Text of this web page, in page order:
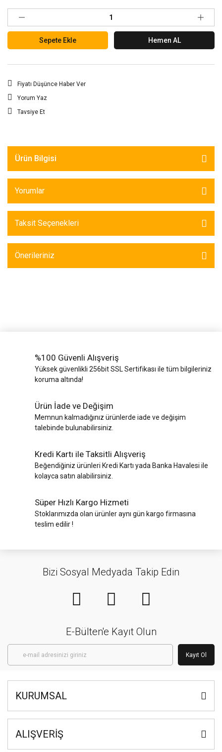
Sepete Ekle Hemen AL
Fiyatı Düşünce Haber Ver
Yorum Yaz
Tavsiye Et
Ürün Bilgisi
Yorumlar
Taksit Seçenekleri
Önerileriniz
%100 Güvenli Alışveriş
Yüksek güvenlikli 256bit SSL Sertifikası ile tüm bilgileriniz
koruma altında!
Ürün İade ve Değişim
Memnun kalmadığınız ürünlerde iade ve değişim
talebinde bulunabilirsiniz.
Kredi Kartı ile Taksitli Alışveriş
Beğendiğiniz ürünleri Kredi Kartı yada Banka Havalesi ile
kolayca satın alabilirsiniz.
Süper Hızlı Kargo Hizmeti
Stoklarımızda olan ürünler aynı gün kargo firmasına
teslim edilir !
Bizi Sosyal Medyada Takip Edin
E-Bülten'e Kayıt Olun
Kayıt Ol
KURUMSAL
ALIŞVERİŞ